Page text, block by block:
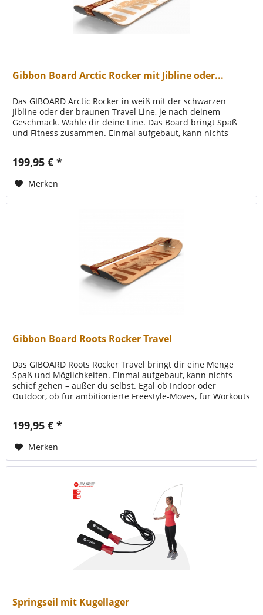
Gibbon Board Arctic Rocker mit Jibline oder...
Das GIBOARD Arctic Rocker in weiß mit der schwarzen
Jibline oder der braunen Travel Line, je nach deinem
Geschmack. Wähle dir deine Line. Das Board bringt Spaß
und Fitness zusammen. Einmal aufgebaut, kann nichts
199,95 € *
Merken
Gibbon Board Roots Rocker Travel
Das GIBOARD Roots Rocker Travel bringt dir eine Menge
Spaß und Möglichkeiten. Einmal aufgebaut, kann nichts
schief gehen – außer du selbst. Egal ob Indoor oder
Outdoor, ob für ambitionierte Freestyle-Moves, für Workouts
199,95 € *
Merken
Springseil mit Kugellager